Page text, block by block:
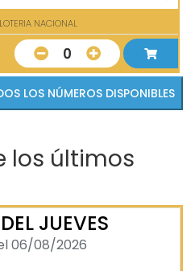
NACIONAL
0
VER TODOS LOS NÚMEROS DISPONIBLES
los últimos
JUEVES
06/08/2026